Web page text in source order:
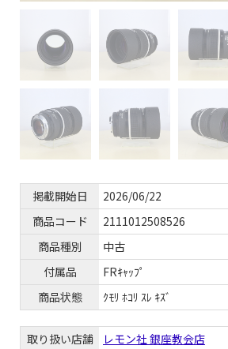
掲載開始日
2026/06/22
商品コード
2111012508526
商品種別
中古
付属品
FRｷｬｯﾌﾟ
商品状態
ｸﾓﾘ ﾎｺﾘ ｽﾚ ｷｽﾞ
取り扱い店舗
レモン社 銀座教会店